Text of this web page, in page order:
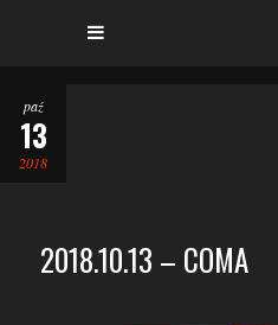
paź
13
2018
2018.10.13 – COMA